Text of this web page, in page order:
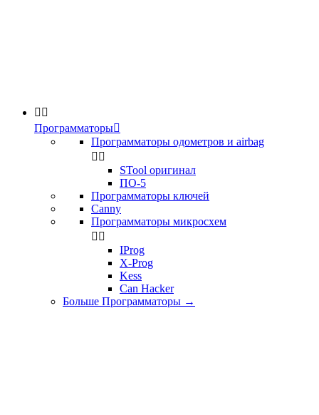
 
Программаторы
Программаторы одометров и airbag
 
STool оригинал
ПО-5
Программаторы ключей
Canny
Программаторы микросхем
 
IProg
X-Prog
Kess
Can Hacker
Больше Программаторы →